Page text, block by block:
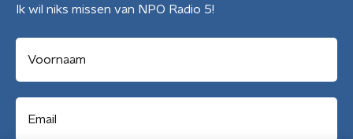
Ik wil niks missen van NPO Radio 5!